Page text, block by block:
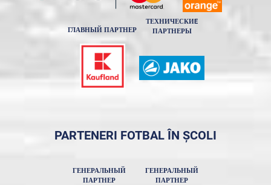
ГЛАВНЫЙ ПАРТНЕР
ТЕХНИЧЕСКИE
ПАРТНЕРЫ
PARTENERI FOTBAL ÎN ȘCOLI
ГЕНЕРАЛЬНЫЙ
ПАРТНЕР
ГЕНЕРАЛЬНЫЙ
ПАРТНЕР